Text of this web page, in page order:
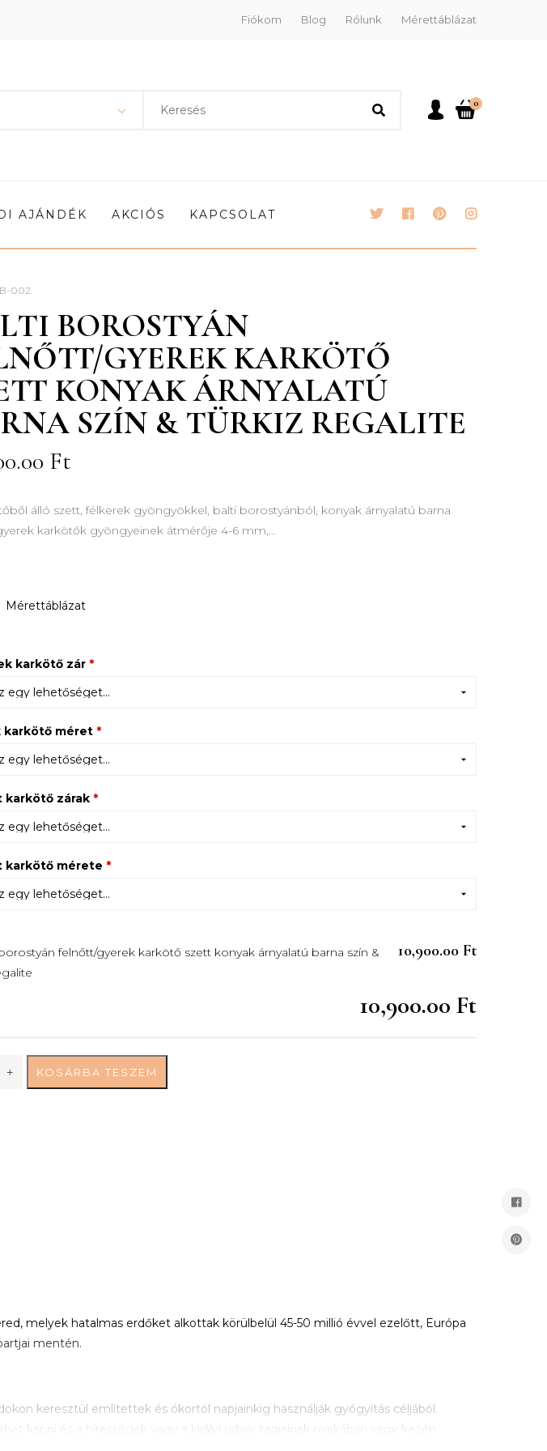
Fiókom Blog Rólunk Mérettáblázat
0
AJÁNDÉK AKCIÓS KAPCSOLAT
002.
BOROSTYÁN
GYEREK KARKÖTŐ
KONYAK ÁRNYALATÚ
SZÍN & TÜRKIZ REGALITE
Ft
álló szett, félkerek gyöngyökkel, balti borostyánból, konyak árnyalatú barna
karkötők gyöngyeinek átmérője 4-6 mm,...
Mérettáblázat
karkötő zár *
karkötő méret *
karkötő zárak *
karkötő mérete *
felnőtt/gyerek karkötő szett konyak árnyalatú barna szín &
10,900.00 Ft
10,900.00 Ft
KOSÁRBA TESZEM
melyek hatalmas erdőket alkottak körülbelül 45-50 millió évvel ezelőtt, Európa
mentén.
keresztül említettek és ókortól napjainkig használják gyógyítás céljából.
kapni és a hírességek vagy a királyi udvar tagjainak nyakában vagy kezén